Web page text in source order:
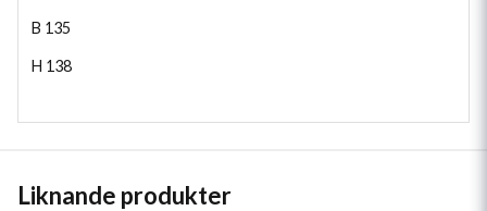
B 135
H 138
Liknande produkter